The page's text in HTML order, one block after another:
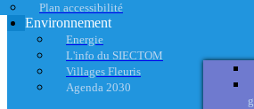
Plan accessibilité
Environnement
Energie
L'info du SIECTOM
Villages Fleuris
Agenda 2030